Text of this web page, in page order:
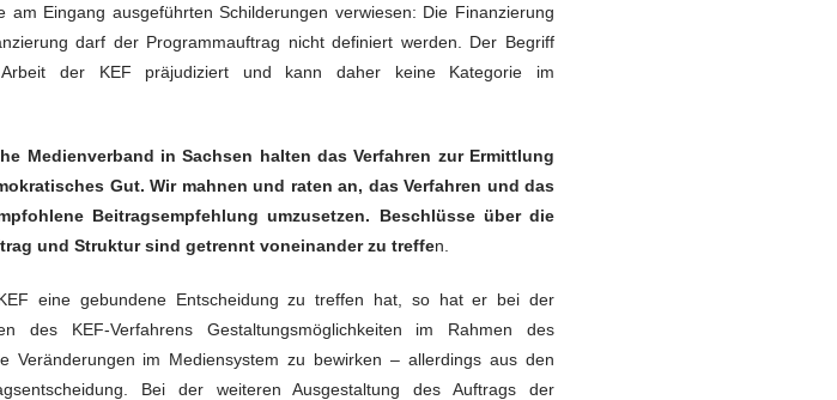
Eingang ausgeführten Schilderungen verwiesen: Die Finanzierung
darf der Programmauftrag nicht definiert werden. Der Begriff
der KEF präjudiziert und kann daher keine Kategorie im
Medienverband in Sachsen halten das Verfahren zur Ermittlung
Gut. Wir mahnen und raten an, das Verfahren und das
Beitragsempfehlung umzusetzen. Beschlüsse über die
und Struktur sind getrennt voneinander zu treffen.
eine gebundene Entscheidung zu treffen hat, so hat er bei der
des KEF-Verfahrens Gestaltungsmöglichkeiten im Rahmen des
Veränderungen im Mediensystem zu bewirken – allerdings aus den
Bei der weiteren Ausgestaltung des Auftrags der